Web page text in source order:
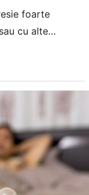
foarte
cu alte
este toamna,
de la tristete si
activitati